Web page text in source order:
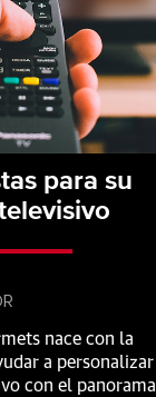
para su
nace con la
a personalizar
con el panorama